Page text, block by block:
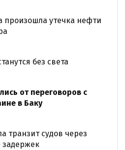
произошла утечка нефти
без света
от переговоров с
в Баку
транзит судов через
задержек